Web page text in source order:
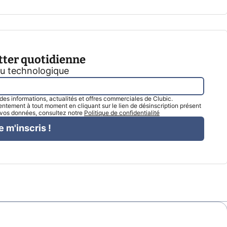
quotidienne
technologique
informations, actualités et offres commerciales de Clubic.
à tout moment en cliquant sur le lien de désinscription présent
données, consultez notre Politique de confidentialité
m'inscris !